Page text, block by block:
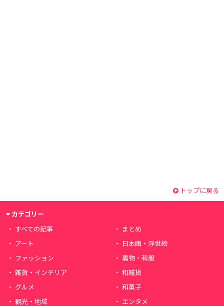
トップに戻る
カテゴリー
すべての記事
まとめ
アート
日本画・浮世絵
ファッション
着物・和服
雑貨・インテリア
和雑貨
グルメ
和菓子
観光・地域
エンタメ